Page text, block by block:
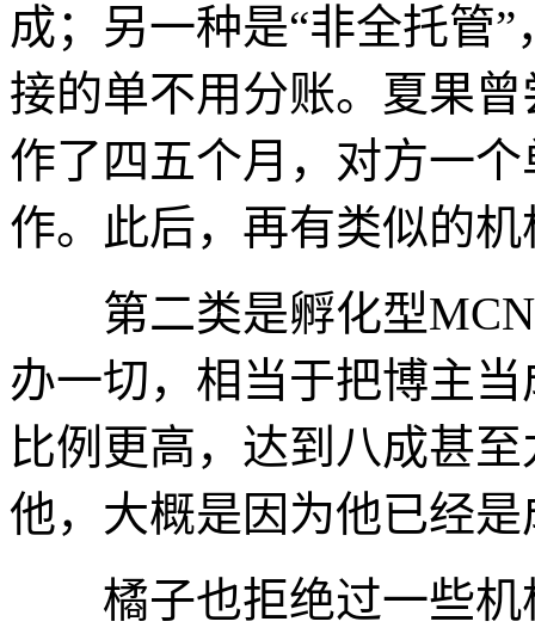
成；另一种是“非全托管
接的单不用分账。夏果
作了四五个月，对方一
作。此后，再有类似的
第二类是孵化型MCN
办一切，相当于把博主
比例更高，达到八成甚
他，大概是因为他已经
橘子也拒绝过一些机